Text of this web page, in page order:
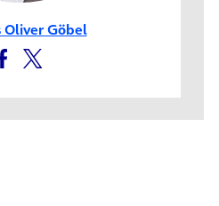
Oliver Göbel